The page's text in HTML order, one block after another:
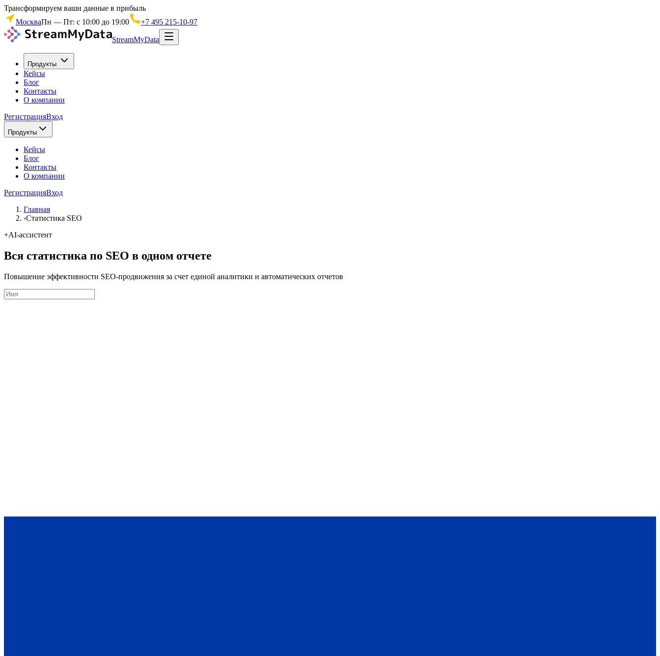
Трансформируем ваши данные в прибыль
МоскваПн — Пт: с 10:00 до 19:00 +7 495 215-10-97
StreamMyData
Продукты
Кейсы
Блог
Контакты
О компании
РегистрацияВход
Продукты
Кейсы
Блог
Контакты
О компании
РегистрацияВход
Главная
›Статистика SEO
+AI-ассистент
Вся статистика по SEO в одном отчете
Повышение эффективности SEO-продвижения за счет единой аналитики и автоматических отчетов